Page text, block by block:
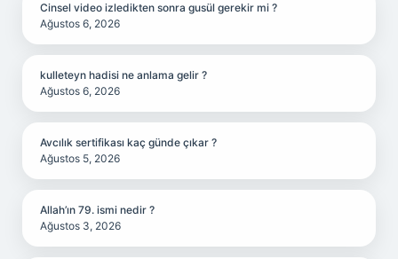
Cinsel video izledikten sonra gusül gerekir mi ?
Ağustos 6, 2026
kulleteyn hadisi ne anlama gelir ?
Ağustos 6, 2026
Avcılık sertifikası kaç günde çıkar ?
Ağustos 5, 2026
Allah’ın 79. ismi nedir ?
Ağustos 3, 2026